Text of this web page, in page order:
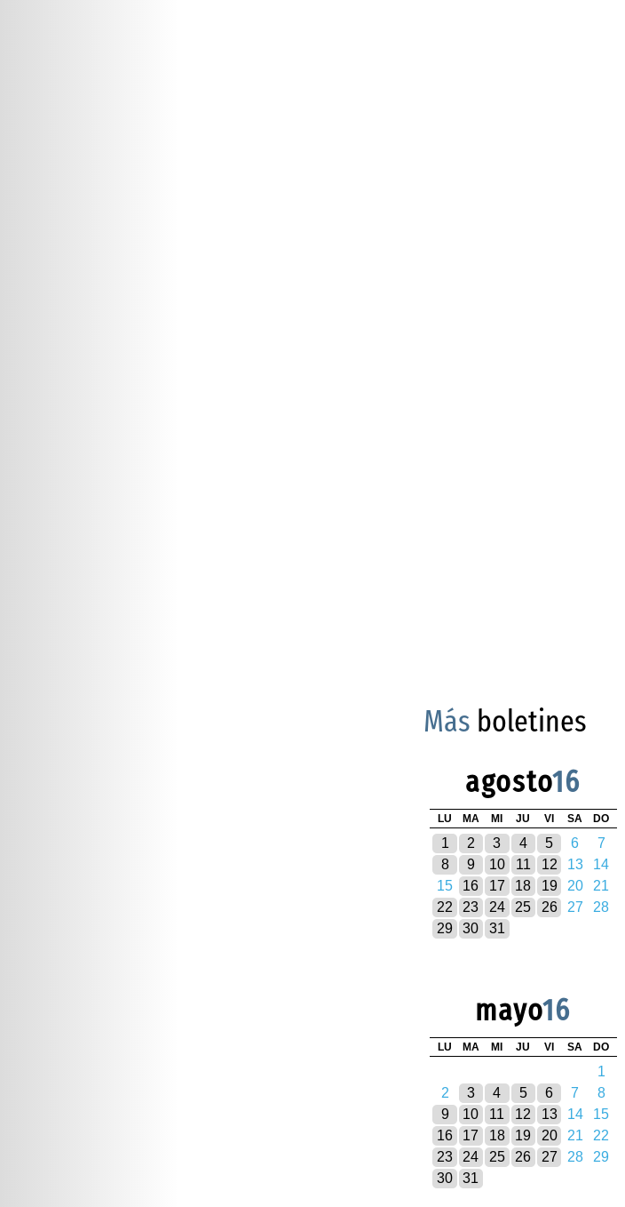
Más boletines
agosto16
LU MA MI JU VI SA DO
1 2 3 4 5 6
7
8
9 10 11 12 13
14
15
16 17 18 19 20
21
22
23 24 25 26 27
28
29
30 31
mayo16
LU MA MI JU VI SA DO
1
2
3 4 5 6 7
8
9
10 11 12 13 14
15
16
17 18 19 20 21
22
23
24 25 26 27 28
29
30
31